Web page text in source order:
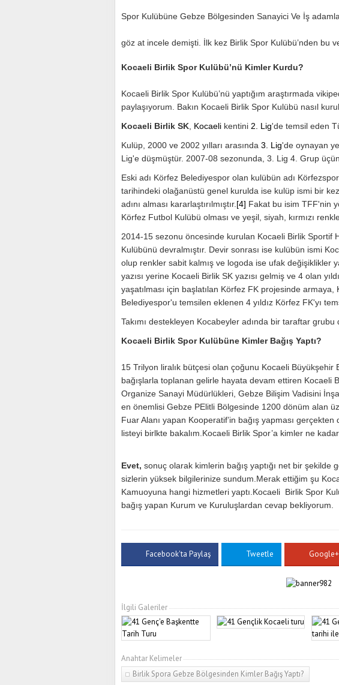
Spor Kulübüne Gebze Bölgesinden Sanayici Ve İş
göz at incele demişti. İlk kez Birlik Spor Kulübü’nden bu
Kocaeli Birlik Spor Kulübü’nü Kimler Kurdu?
Kocaeli Birlik Spor Kulübü’nü yaptığım araştırmada
paylaşıyorum. Bakın Kocaeli Birlik Spor Kulübü nasıl
Kocaeli Birlik SK Kocaeli kentini 2. Lig'de temsil eden
Kulüp, 2000 ve 2002 yılları arasında 3. Lig'de oynayan
Lig'e düşmüştür. 2007-08 sezonunda, 3. Lig 4. Grup
Eski adı Körfez Belediyespor olan kulübün adı
tarihindeki olağanüstü genel kurulda ise kulüp ismi bir
adını alması kararlaştırılmıştır. [4] Fakat bu isim TFF'nin
Körfez Futbol Kulübü olması ve yeşil, siyah, kırmızı
2014-15 sezonu öncesinde kurulan Kocaeli Birlik Sportif
Kulübünü devralmıştır. Devir sonrası ise kulübün ismi
olup renkler sabit kalmış ve logoda ise ufak değişiklikler
yazısı yerine Kocaeli Birlik SK yazısı gelmiş ve 4 olan
yaşatılması için başlatılan Körfez FK projesinde
Belediyespor'u temsilen eklenen 4 yıldız Körfez FK'yı
Takımı destekleyen Kocabeyler adında bir taraftar
Kocaeli Birlik Spor Kulübüne Kimler Bağış Yaptı?
15 Trilyon liralık bütçesi olan çoğunu Kocaeli Büyükşehir
bağışlarla toplanan gelirle hayata devam ettiren Kocaeli
Organize Sanayi Müdürlükleri, Gebze Bilişim Vadisini
en önemlisi Gebze PElitli Bölgesinde 1200 dönüm alan
Fuar Alanı yapan Kooperatif’in bağış yapması
listeyi birlkte bakalım.Kocaeli Birlik Spor’a kimler ne
Evet, sonuç olarak kimlerin bağış yaptığı net bir şekilde
sizlerin yüksek bilgilerinize sundum.Merak ettiğim şu
Kamuoyuna hangi hizmetleri yaptı.Kocaeli Birlik Spor
bağış yapan Kurum ve Kuruluşlardan cevap bekliyorum.
Facebook'ta Paylaş Tweetle
İlgili Galeriler
Anahtar Kelimeler
Birlik Spora Gebze Bölgesinden Kimler Bağış Yaptı?